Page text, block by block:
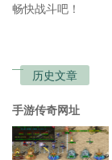
畅快战斗吧！
历史文章
手游传奇网址